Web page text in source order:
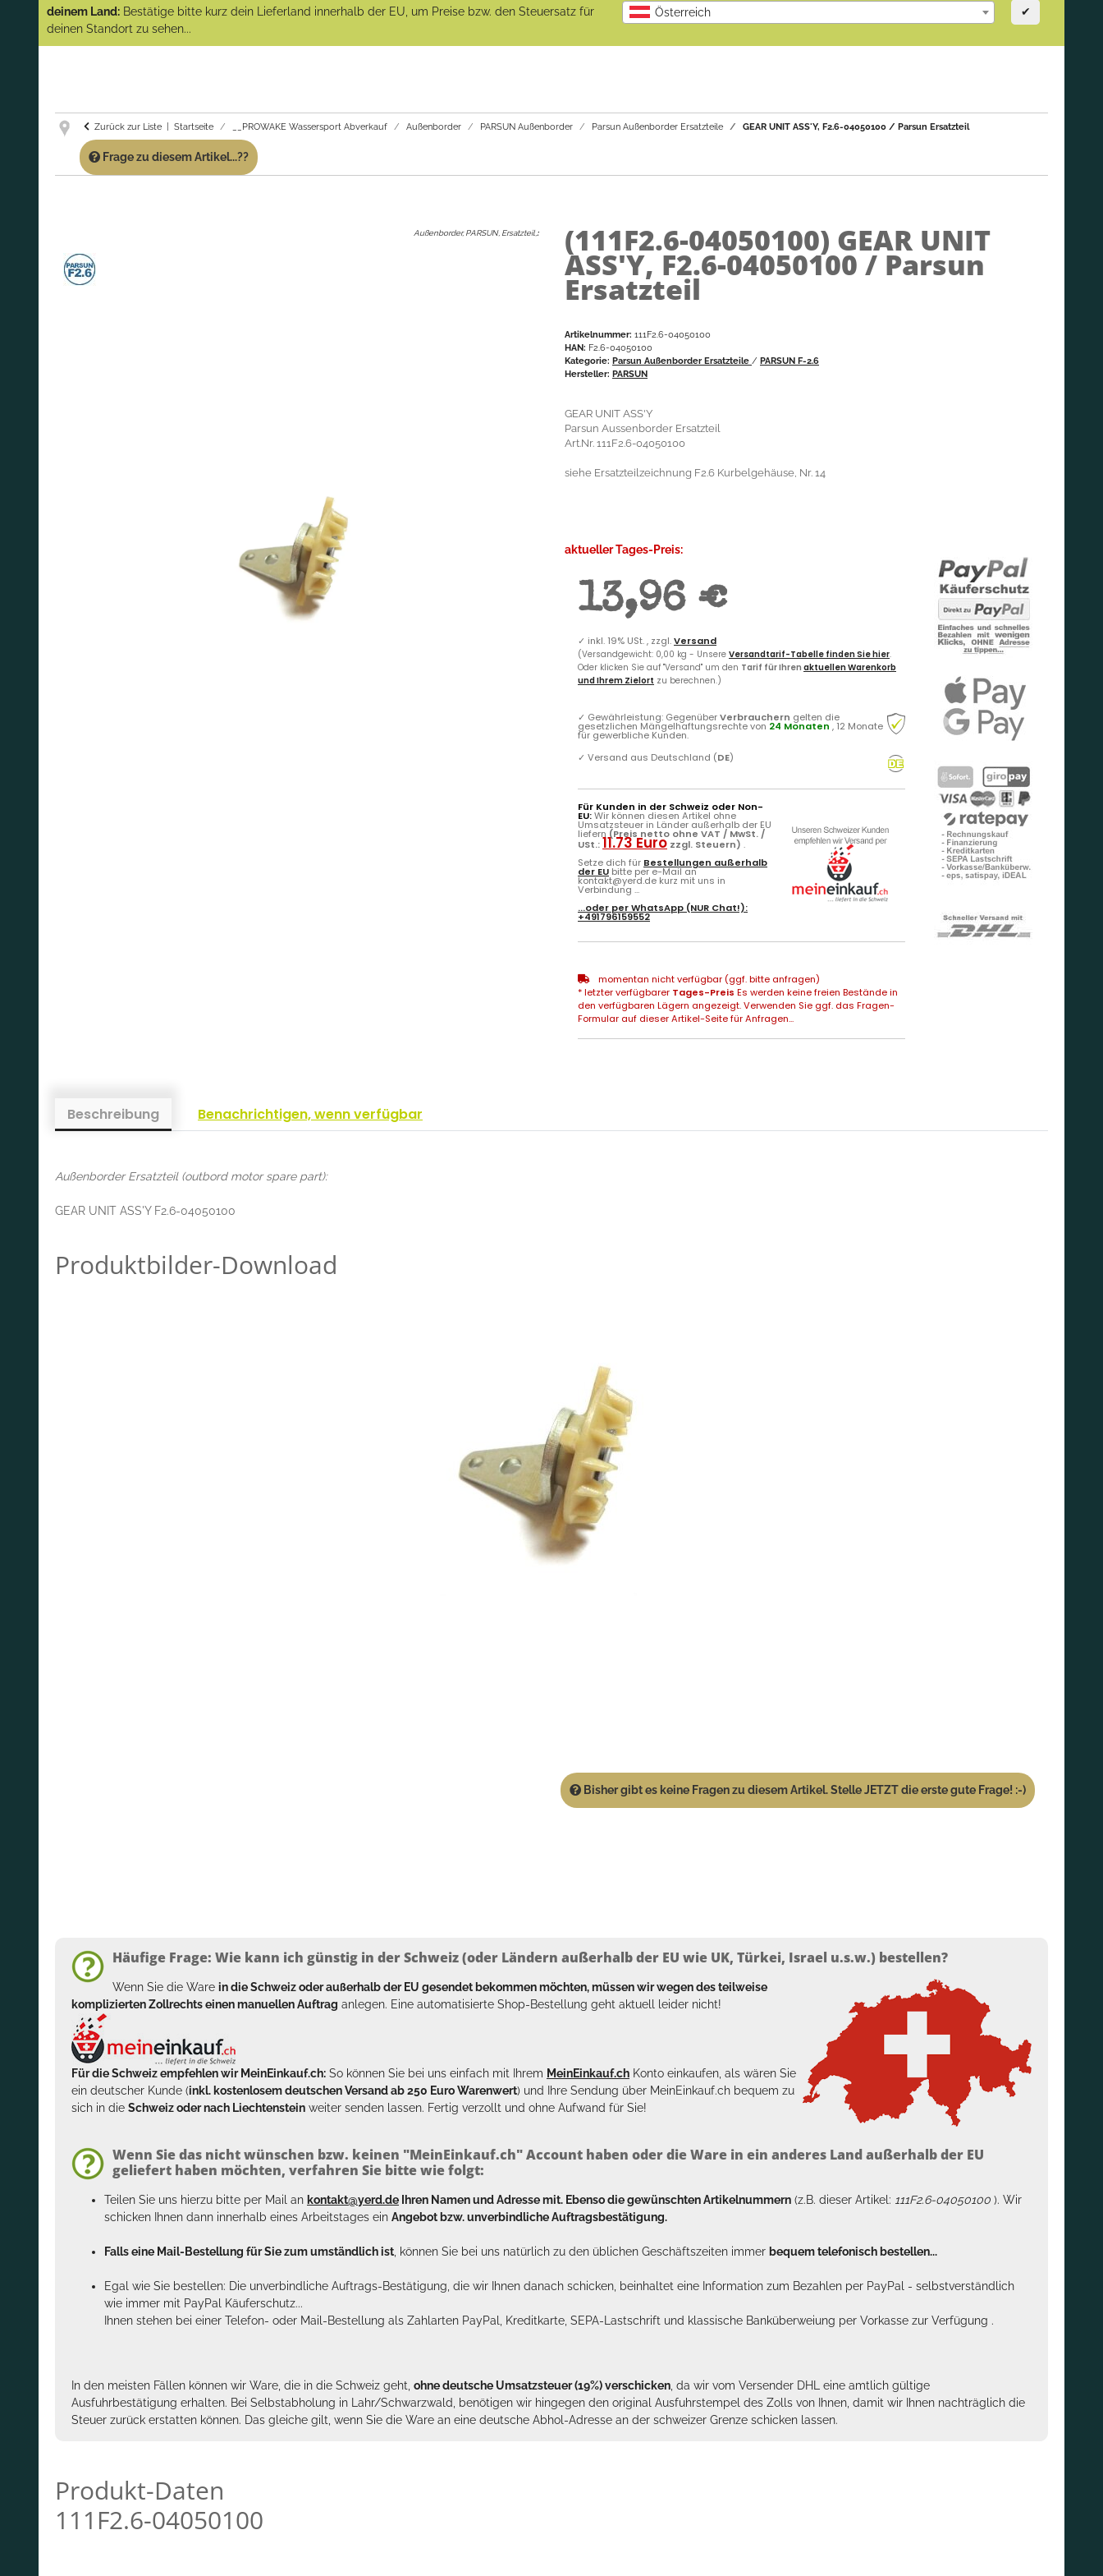
(Abverkauf)!
GARANTIE UND SERVICE:
Artikeln einfach an!
deinem Land: Bestätige bitte kurz dein Lieferland innerhalb der EU, um Preise bzw. den Steuersatz für
deinen Standort zu sehen...
Österreich ✔
Zurück zur Liste Startseite __PROWAKE Wassersport Abverkauf Außenborder PARSUN Außenborder Parsun Außenborder Ersatzteile GEAR UNIT ASS'Y, F2.6-04050100 / Parsun Ersatzteil
Frage zu diesem Artikel...??
Außenborder, PARSUN, Ersatzteil, : (111F2.6-04050100) GEAR UNIT
ASS'Y, F2.6-04050100 / Parsun
Ersatzteil
Artikelnummer: 111F2.6-04050100
HAN: F2.6-04050100
Kategorie: Parsun Außenborder Ersatzteile / PARSUN F-2.6
Hersteller: PARSUN
GEAR UNIT ASS'Y
Parsun Aussenborder Ersatzteil
Art.Nr. 111F2.6-04050100
siehe Ersatzteilzeichnung F2.6 Kurbelgehäuse, Nr. 14
aktueller Tages-Preis:
13,96 €
✓ inkl. 19% USt. , zzgl.Versand
(Versandgewicht: 0,00 kg - Unsere Versandtarif-Tabelle finden Sie hier.
Oder klicken Sie auf "Versand" um den Tarif für Ihren aktuellen Warenkorb
und Ihrem Zielort zu berechnen.)
✓ Gewährleistung: GegenüberVerbrauchern gelten die
gesetzlichen Mängelhaftungsrechte von 24 Monaten , 12 Monate
für gewerbliche Kunden.
✓ Versand aus Deutschland (DE)
Für Kunden in der Schweiz oder Non-
EU:Wir können diesen Artikel ohne
Umsatzsteuer in Länder außerhalb der EU
liefern (Preis netto ohne VAT / MwSt. /
USt.:11.73 Euro zzgl. Steuern) .
Setze dich für Bestellungen außerhalb
der EU bitte per e-Mail an
kontakt@yerd.de kurz mit uns in
Verbindung ...
...oder perWhatsApp (NUR Chat!):
+491796159552
momentan nicht verfügbar (ggf. bitte anfragen)
* letzter verfügbarer Tages-Preis Es werden keine freien Bestände in
den verfügbaren Lägern angezeigt. Verwenden Sie ggf. das Fragen-
Formular auf dieser Artikel-Seite für Anfragen...
Beschreibung Benachrichtigen, wenn verfügbar
Außenborder Ersatzteil (outbord motor spare part):
GEAR UNIT ASS'Y F2.6-04050100
Produktbilder-Download
Bisher gibt es keine Fragen zu diesem Artikel. Stelle JETZT die erste gute Frage! :-)
Häufige Frage: Wie kann ich günstig in der Schweiz (oder Ländern außerhalb der EU wie UK, Türkei, Israel u.s.w.) bestellen?
Wenn Sie die Ware in die Schweiz oder außerhalb der EU gesendet bekommen möchten, müssen wir wegen des teilweise
komplizierten Zollrechts einen manuellen Auftrag anlegen. Eine automatisierte Shop-Bestellung geht aktuell leider nicht!
Für die Schweiz empfehlen wir MeinEinkauf.ch: So können Sie bei uns einfach mit Ihrem MeinEinkauf.ch Konto einkaufen, als wären Sie
ein deutscher Kunde (inkl. kostenlosem deutschen Versand ab 250 Euro Warenwert) und Ihre Sendung über MeinEinkauf.ch bequem zu
sich in die Schweiz oder nach Liechtenstein weiter senden lassen. Fertig verzollt und ohne Aufwand für Sie!
Wenn Sie das nicht wünschen bzw. keinen "MeinEinkauf.ch" Account haben oder die Ware in ein anderes Land außerhalb der EU
geliefert haben möchten, verfahren Sie bitte wie folgt:
Teilen Sie uns hierzu bitte per Mail an kontakt@yerd.de Ihren Namen und Adresse mit. Ebenso die gewünschten Artikelnummern (z.B. dieser Artikel: 111F2.6-04050100 ). Wir
schicken Ihnen dann innerhalb eines Arbeitstages ein Angebot bzw. unverbindliche Auftragsbestätigung.
Falls eine Mail-Bestellung für Sie zum umständlich ist , können Sie bei uns natürlich zu den üblichen Geschäftszeiten immer bequem telefonisch bestellen...
Egal wie Sie bestellen: Die unverbindliche Auftrags-Bestätigung, die wir Ihnen danach schicken, beinhaltet eine Information zum Bezahlen per PayPal - selbstverständlich
wie immer mit PayPal Käuferschutz...
Ihnen stehen bei einer Telefon- oder Mail-Bestellung als Zahlarten PayPal, Kreditkarte, SEPA-Lastschrift und klassische Banküberweiung per Vorkasse zur Verfügung .
In den meisten Fällen können wir Ware, die in die Schweiz geht, ohne deutsche Umsatzsteuer (19%) verschicken , da wir vom Versender DHL eine amtlich gültige
Ausfuhrbestätigung erhalten. Bei Selbstabholung in Lahr/Schwarzwald, benötigen wir hingegen den original Ausfuhrstempel des Zolls von Ihnen, damit wir Ihnen nachträglich die
Steuer zurück erstatten können. Das gleiche gilt, wenn Sie die Ware an eine deutsche Abhol-Adresse an der schweizer Grenze schicken lassen.
Produkt-Daten
111F2.6-04050100